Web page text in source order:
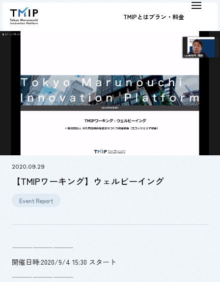
TMIPとはプラン・料金
2020.09.29
【TMIPワーキング】ウェルビーイング
Event Report
―――――――――
開催日時:2020/9/4 15:30 スタート
―――――――――